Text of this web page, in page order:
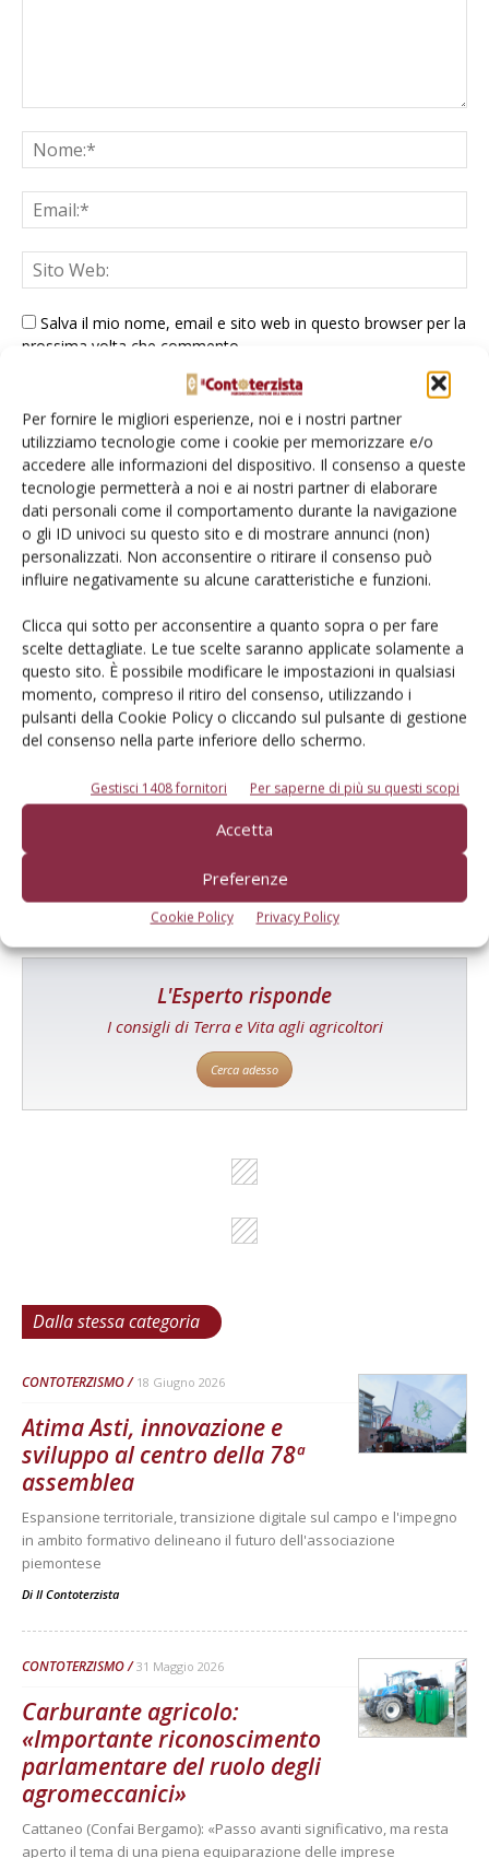
Per fornire le migliori esperienze, noi e i nostri partner
utilizziamo tecnologie come i cookie per memorizzare e/o
accedere alle informazioni del dispositivo. Il consenso a queste
tecnologie permetterà a noi e ai nostri partner di elaborare
dati personali come il comportamento durante la navigazione
o gli ID univoci su questo sito e di mostrare annunci (non)
personalizzati. Non acconsentire o ritirare il consenso può
influire negativamente su alcune caratteristiche e funzioni.
Clicca qui sotto per acconsentire a quanto sopra o per fare
scelte dettagliate. Le tue scelte saranno applicate solamente a
questo sito. È possibile modificare le impostazioni in qualsiasi
momento, compreso il ritiro del consenso, utilizzando i
pulsanti della Cookie Policy o cliccando sul pulsante di gestione
del consenso nella parte inferiore dello schermo.
Gestisci 1408 fornitori Per saperne di più su questi scopi
Accetta
Preferenze
Cookie Policy Privacy Policy
Salva il mio nome, email e sito web in questo browser per la
prossima volta che commento.
E-magazine
Tecniche, prodotti e servizi dalle aziende
Un modo semplice per cercare un'azienda o un
prodotto!
Cerca adesso
L'Esperto risponde
I consigli di Terra e Vita agli agricoltori
Cerca adesso
Dalla stessa categoria
CONTOTERZISMO 18 Giugno 2026
Atima Asti, innovazione e
sviluppo al centro della 78ª
assemblea
Espansione territoriale, transizione digitale sul campo e l'impegno
in ambito formativo delineano il futuro dell'associazione
piemontese
Di Il Contoterzista
CONTOTERZISMO 31 Maggio 2026
Carburante agricolo:
«Importante riconoscimento
parlamentare del ruolo degli
agromeccanici»
Cattaneo (Confai Bergamo): «Passo avanti significativo, ma resta
aperto il tema di una piena equiparazione delle imprese